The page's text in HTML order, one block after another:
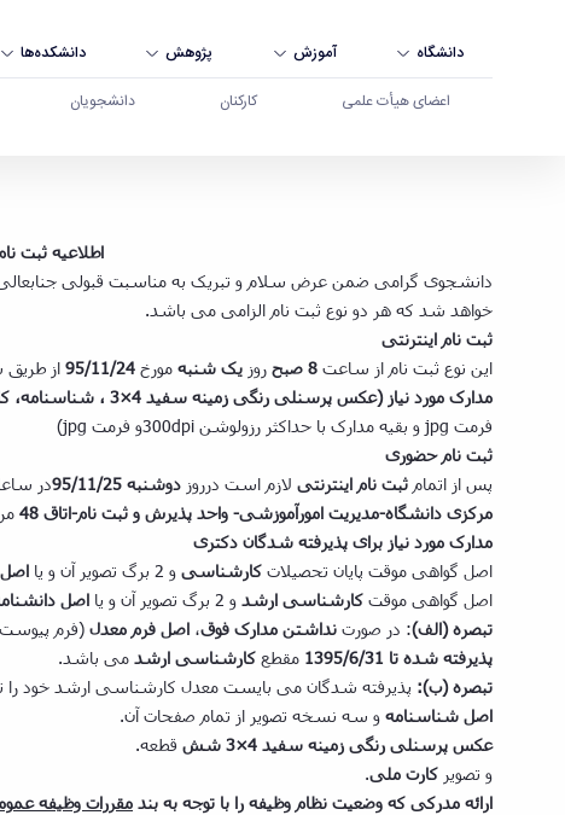
دانشگاه آموزش پژوهش دانشکده‌ها
اعضای هیأت علمی کارکنان دانشجویان
اطلاعیه ثبت نام پذیرفته شدگان تکمیل ظرفیت
اطلاعیه ثبت ­نام پذیرفته­
دانشجوی گرامی ضمن عرض سلام و تبریک به مناسبت قبولی جناب­عالی
خواهد شد که هر دو نوع ثبت نام الزامی می باشد.
ثبت نام اینترنتی
این نوع ثبت نام از ساعت 8 صبح روز یک شنبه مورخ 95/11/24 از
مدارک مورد نیاز (عکس پرسنلی رنگی زمینه سفید 4
×3 ، شناسنامه، کارت ملی، مدرک تحصیلی و مدارک نظام وظیفه)
فرمت jpg و بقیه مدارک با حداکثر رزولوشن 300dpiو فرمت jpg)
ثبت نام حضوری
پس از اتمام ثبت نام اینترنتی لازم است درروز دوشنبه 95/11/25 در
مرکزی دانشگاه-مدیریت امورآموزشی- واحد پذیرش و ثبت نام-اتاق 48
مدارک مورد نیاز برای پذیرفته­ شدگان دکتری
اصل گواهی موقت پایان تحصیلات کارشناسی و 2 برگ تصویر آن و یا
اصل گواهی موقت کارشناسی ارشد و 2 برگ تصویر آن و یا اصل
تبصره (الف): در صورت نداشتن مدارک فوق، اصل فرم معدل (فرم پیوست) و 2 برگ تصویر آن و یا هر نوع گواهی با عنوان
پذیرفته شده تا 1395/6/31
مقطع کارشناسی ارشد می­ باشد.
تبصره (ب): پذیرفته شدگان می بایست معدل کارشناسی ارشد خود را
اصل شناسنامه و سه نسخه تصویر از تمام صفحات آن.
عکس پرسنلی رنگی زمینه سفید 4
×3 شش
قطعه.
و تصویر کارت ملی.
ارائه مدرکی که وضعیت نظام وظیفه را با توجه به بند مقررات وظیفه